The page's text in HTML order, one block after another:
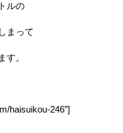
ルの
まって
す。
haisuikou-246”]